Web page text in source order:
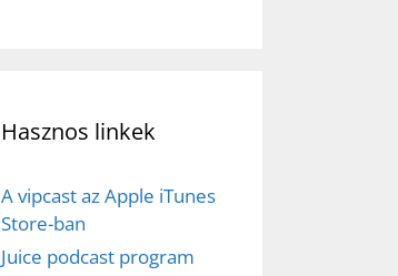
Hasznos linkek
A vipcast az Apple iTunes
Store-ban
Juice podcast program